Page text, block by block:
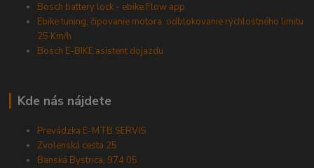
Bosch battery lock - ebike Flow app
Ebike tuning, čipovanie motora, odblokovanie rýchlostného limitu
25 Km/h
Bosch E-BIKE asistent dojazdu
Kde nás nájdete
Prevádzka E-MTB SERVIS
Zvolenská cesta 25
Banská Bystrica, 974 05